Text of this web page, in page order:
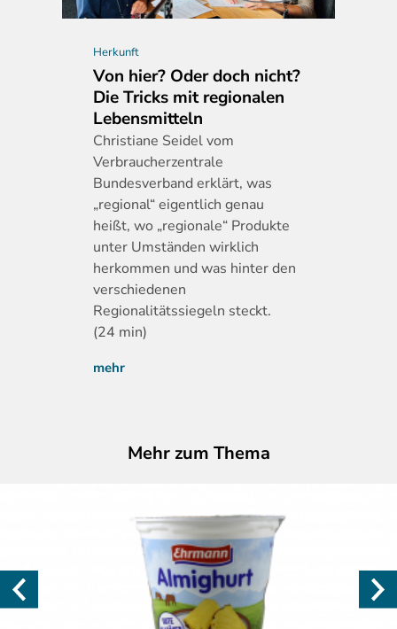
Herkunft
Von hier? Oder doch nicht?
Die Tricks mit regionalen
Lebensmitteln
Christiane Seidel vom
Verbraucherzentrale
Bundesverband erklärt, was
„regional“ eigentlich genau
heißt, wo „regionale“ Produkte
unter Umständen wirklich
herkommen und was hinter den
verschiedenen
Regionalitätssiegeln steckt.
(24 min)
mehr
Mehr zum Thema